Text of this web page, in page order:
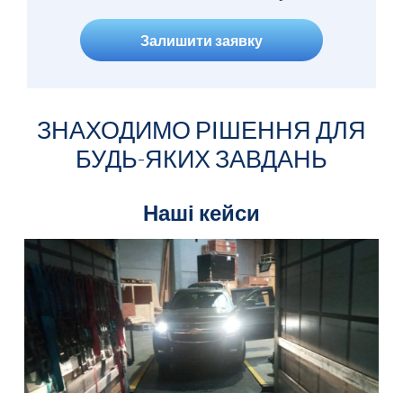
Залишити заявку
ЗНАХОДИМО РІШЕННЯ ДЛЯ
БУДЬ-ЯКИХ ЗАВДАНЬ
Наші кейси